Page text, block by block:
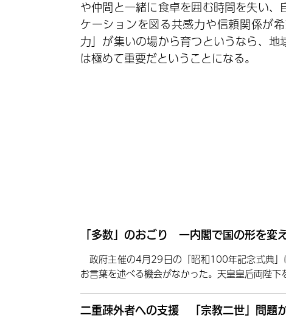
や仲間と一緒に食卓を囲む時間を失い
ケーションを図る共感力や信頼関係が
力」が集いの場から育つというなら、
は極めて重要だということになる。
「多数」のおごり 一内閣で国の形を変
政府主催の4月29日の「昭和100年記念式典
お言葉を述べる機会がなかった。天皇皇后両陛
二重疎外者への支援 「宗教二世」問題